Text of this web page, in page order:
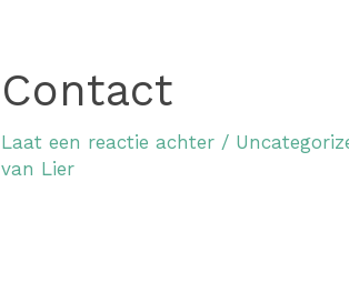
Contact
Laat een reactie achter /
van Lier